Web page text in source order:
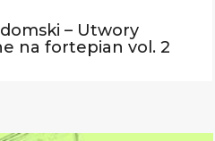
– Utwory
na fortepian vol. 2